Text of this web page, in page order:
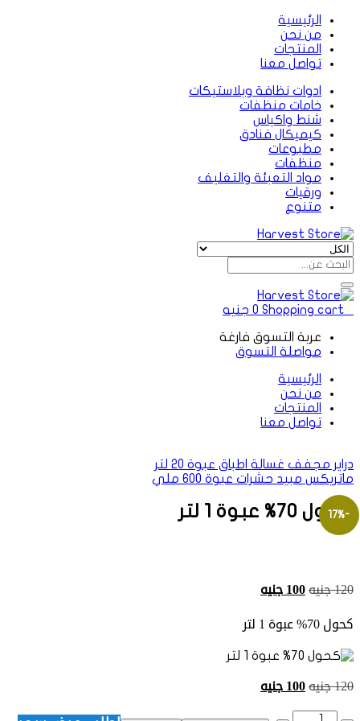
الرئيسية
من نحن
المنتجات
تواصل معنا
ادوات نظافة وبلاستيكات
خامات منظفات
شنط واكياس
كيميكال فنادق
مطبوعات
منظفات
مواد التعبئة والتغليف
ورقيات
متنوع
Shopping cart
0 جنيه
عربة التسوق فارغة
مواصلة التسوق
الرئيسية
من نحن
المنتجات
تواصل معنا
دراير مجفف غسالة اطباق عبوة 20 لتر
ماتريكس مبيد حشرات عبوة 600 ملي
كحول 70% عبوة 1 لتر
-17%
120جنيهالسعر
هو:
120 جنيه.
100 جنيه
هو:
100 جنيه.
كحول 70% عبوة 1 لتر
120جنيهالسعر
الأصلي
100 جنيه
الكمية